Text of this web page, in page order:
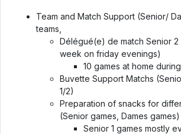
Team and Match Support (Senior/
teams,
Délégué(e) de match Senior
week on friday evenings)
10 games at home
Buvette Support Matchs
1/2)
Preparation of snacks for
(Senior games, Dames games)
Senior 1 games mostly